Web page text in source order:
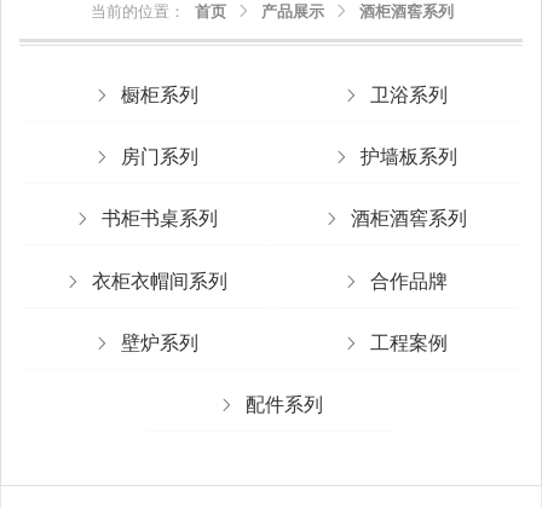
当前的位置： 首页 产品展示 酒柜酒窖系列
橱柜系列 卫浴系列
房门系列 护墙板系列
书柜书桌系列 酒柜酒窖系列
衣柜衣帽间系列 合作品牌
壁炉系列 工程案例
配件系列